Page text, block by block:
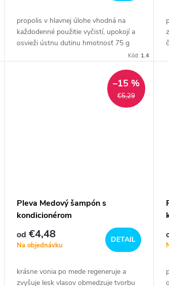
propolis v hlavnej úlohe vhodná na
každodenné použitie vyčistí, upokojí a
osvieži ústnu dutinu hmotnosť 75 g
Kód: 1.4
€5,29
–15 %
Pleva Medový šampón s
kondicionérom
od €4,48
Na objednávku
DETAIL
krásne vonia po mede regeneruje a
zvyšuje lesk vlasov obmedzuje tvorbu